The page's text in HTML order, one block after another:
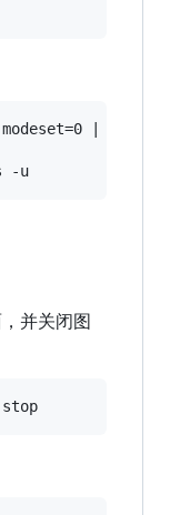
| sudo
并关闭图